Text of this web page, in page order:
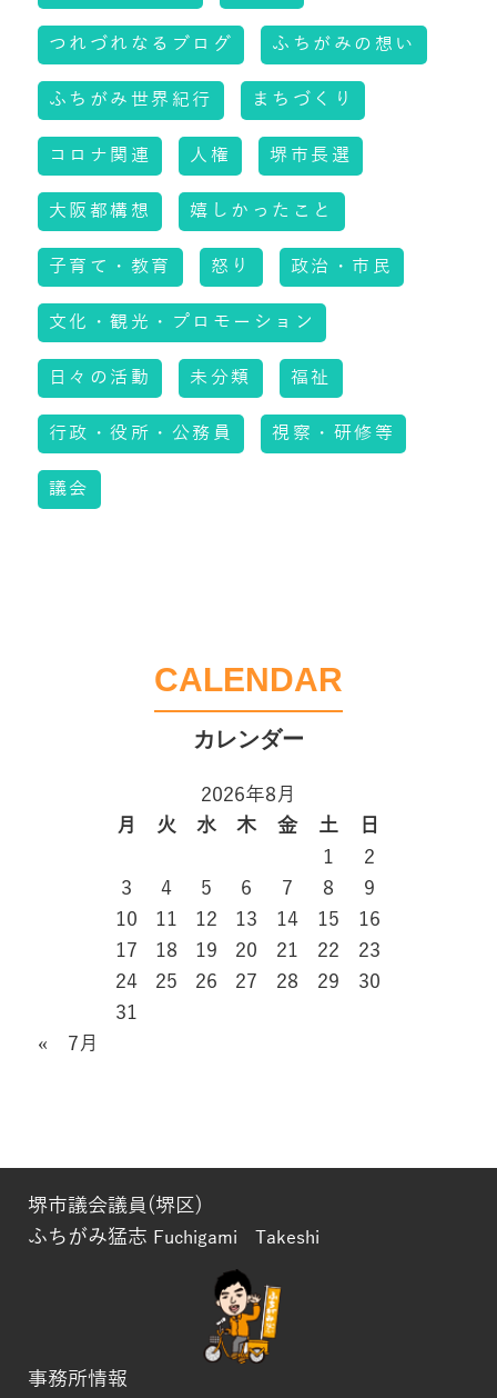
つれづれなるブログ ふちがみの想い
ふちがみ世界紀行 まちづくり
コロナ関連 人権 堺市長選
大阪都構想 嬉しかったこと
子育て・教育 怒り 政治・市民
文化・観光・プロモーション
日々の活動 未分類 福祉
行政・役所・公務員 視察・研修等
議会
CALENDAR
2026年8月
月
火 水 木 金 土
日
1
2
3
4 5 6 7 8
9
10
11 12 13 14 15
16
17
18 19 20 21 22
23
24
25 26 27 28 29
30
31
« 7月
堺市議会議員(堺区)
ふちがみ猛志 Fuchigami Takeshi
事務所情報